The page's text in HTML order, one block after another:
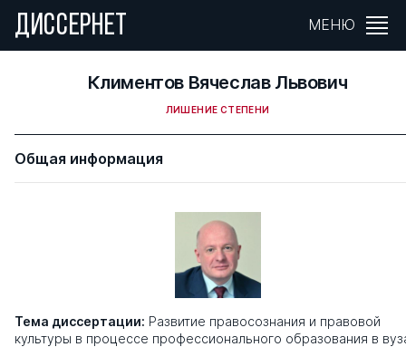
ДИССЕРНЕТ МЕНЮ
Климентов Вячеслав Львович
ЛИШЕНИЕ СТЕПЕНИ
Общая информация
Тема диссертации: Развитие правосознания и правовой
культуры в процессе профессионального образования в